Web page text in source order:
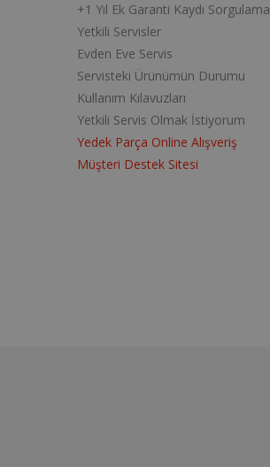
+1 Yıl Ek Garanti Kaydı Sorgulama
Yetkili Servisler
Evden Eve Servis
Servisteki Ürünümün Durumu
Kullanım Kılavuzları
Yetkili Servis Olmak İstiyorum
Yedek Parça Online Alışveriş
Müşteri Destek Sitesi